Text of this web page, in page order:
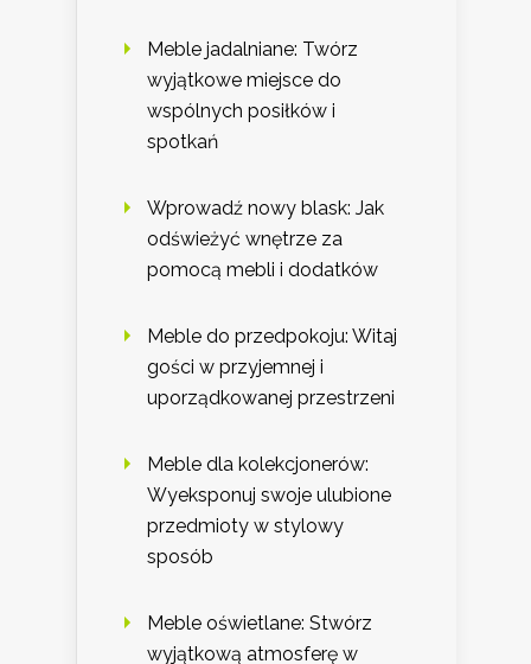
Meble jadalniane: Twórz
wyjątkowe miejsce do
wspólnych posiłków i
spotkań
Wprowadź nowy blask: Jak
odświeżyć wnętrze za
pomocą mebli i dodatków
Meble do przedpokoju: Witaj
gości w przyjemnej i
uporządkowanej przestrzeni
Meble dla kolekcjonerów:
Wyeksponuj swoje ulubione
przedmioty w stylowy
sposób
Meble oświetlane: Stwórz
wyjątkową atmosferę w